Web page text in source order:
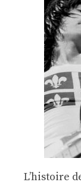
Lʼhistoire